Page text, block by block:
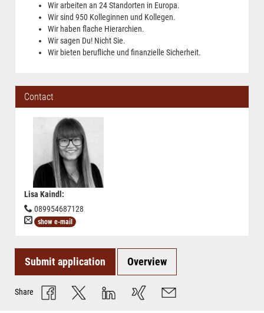
Wir arbeiten an 24 Standorten in Europa.
Wir sind 950 Kolleginnen und Kollegen.
Wir haben flache Hierarchien.
Wir sagen Du! Nicht Sie.
Wir bieten berufliche und finanzielle Sicherheit.
Contact
Lisa Kaindl :
089954687128
show e-mail
Submit application Overview
Share